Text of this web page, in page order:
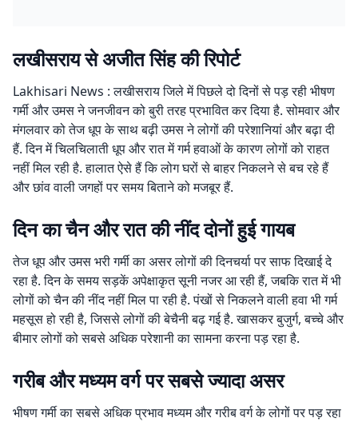
लखीसराय से अजीत सिंह की रिपोर्ट
Lakhisari News : लखीसराय जिले में पिछले दो दिनों से पड़ रही भीषण
गर्मी और उमस ने जनजीवन को बुरी तरह प्रभावित कर दिया है. सोमवार और
मंगलवार को तेज धूप के साथ बढ़ी उमस ने लोगों की परेशानियां और बढ़ा दी
हैं. दिन में चिलचिलाती धूप और रात में गर्म हवाओं के कारण लोगों को राहत
नहीं मिल रही है. हालात ऐसे हैं कि लोग घरों से बाहर निकलने से बच रहे हैं
और छांव वाली जगहों पर समय बिताने को मजबूर हैं.
दिन का चैन और रात की नींद दोनों हुई गायब
तेज धूप और उमस भरी गर्मी का असर लोगों की दिनचर्या पर साफ दिखाई दे
रहा है. दिन के समय सड़कें अपेक्षाकृत सूनी नजर आ रही हैं, जबकि रात में भी
लोगों को चैन की नींद नहीं मिल पा रही है. पंखों से निकलने वाली हवा भी गर्म
महसूस हो रही है, जिससे लोगों की बेचैनी बढ़ गई है. खासकर बुजुर्ग, बच्चे और
बीमार लोगों को सबसे अधिक परेशानी का सामना करना पड़ रहा है.
गरीब और मध्यम वर्ग पर सबसे ज्यादा असर
भीषण गर्मी का सबसे अधिक प्रभाव मध्यम और गरीब वर्ग के लोगों पर पड़ रहा